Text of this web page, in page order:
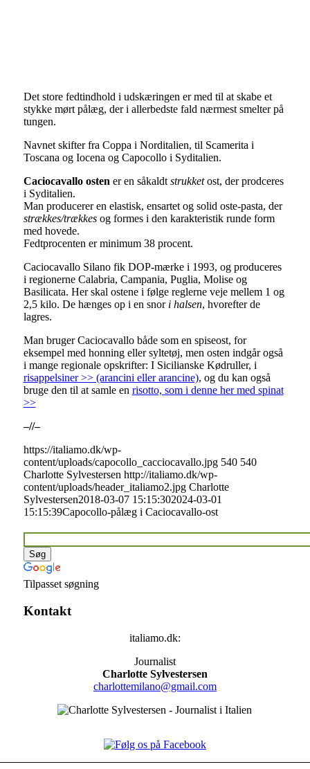
Det store fedtindhold i udskæringen er med til at skabe et
stykke mørt pålæg, der i allerbedste fald nærmest smelter på
tungen.
Navnet skifter fra Coppa i Norditalien, til Scamerita i
Toscana og Iocena og Capocollo i Syditalien.
Caciocavallo osten er en såkaldt strukketost, der prodceres
i Syditalien.
Man producerer en elastisk, ensartet og solid oste-pasta, der
strækkes/trækkesog formes i den karakteristik runde form
med hovede.
Fedtprocenten er minimum 38 procent.
Caciocavallo Silano fik DOP-mærke i 1993, og produceres
i regionerne Calabria, Campania, Puglia, Molise og
Basilicata. Her skal ostene i følge reglerne veje mellem 1 og
2,5 kilo. De hænges op i en snori halsen, hvorefter de
lagres.
Man bruger Caciocavallo både som en spiseost, for
eksempel med honning eller syltetøj, men osten indgår også
i mange regionale opskrifter: I Sicilianske Kødruller, i
risappelsiner >> (arancini eller arancine), og du kan også
bruge den til at samle en risotto, som i denne her med spinat
>>
–//–
https://italiamo.dk/wp-
content/uploads/capocollo_cacciocavallo.jpg 540 540
Charlotte Sylvestersen http://italiamo.dk/wp-
content/uploads/header_italiamo2.jpg Charlotte
Sylvestersen2018-03-07 15:15:302024-03-01
15:15:39Capocollo-pålæg i Caciocavallo-ost
Tilpasset søgning
Kontakt
italiamo.dk:
Journalist
Charlotte Sylvestersen
charlottemilano@gmail.com